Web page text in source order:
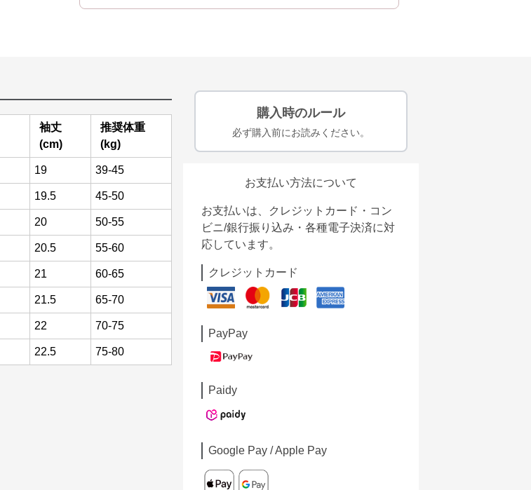
袖丈
(cm)
推奨体重
(kg)
19 39-45
19.5 45-50
20 50-55
20.5 55-60
21 60-65
21.5 65-70
22 70-75
22.5 75-80
購入時のルール
必ず購入前にお読みください。
お支払い方法について
お支払いは、クレジットカード・コン
ビニ/銀行振り込み・各種電子決済に対
応しています。
クレジットカード
PayPay
Paidy
Google Pay / Apple Pay